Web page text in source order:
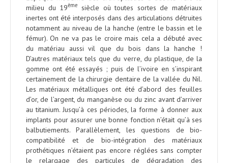
milieu du 19ème
siècle où toutes sortes de matériaux
inertes ont été interposés dans des articulations détruites
notamment au niveau de la hanche (entre le bassin et le
fémur). On ne va pas le croire mais cela a débuté avec
du matériau aussi vil que du bois dans la hanche !
D’autres matériaux tels que du verre, du plastique, de la
gomme ont été essayés ; puis de l’ivoire en s’inspirant
certainement de la chirurgie dentaire de la vallée du Nil.
Les matériaux métalliques ont été d’abord des feuilles
d’or, de l’argent, du manganèse ou du zinc avant d’arriver
au titanium. Jusqu’à ces périodes, la forme à donner aux
implants pour assurer une bonne fonction n’était qu’à ses
balbutiements. Parallèlement, les questions de bio-
compatibilité et de bio-intégration des matériaux
prothétiques n’étaient pas encore réglées sans compter
le relargage des particules de dégradation des